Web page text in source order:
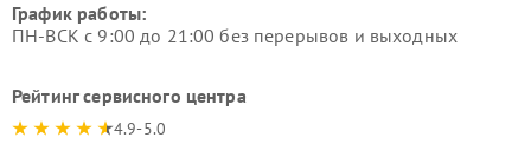
График работы:
ПН-ВСК с 9:00 до 21:00 без перерывов и выходных
Рейтинг сервисного центра
4.9-5.0